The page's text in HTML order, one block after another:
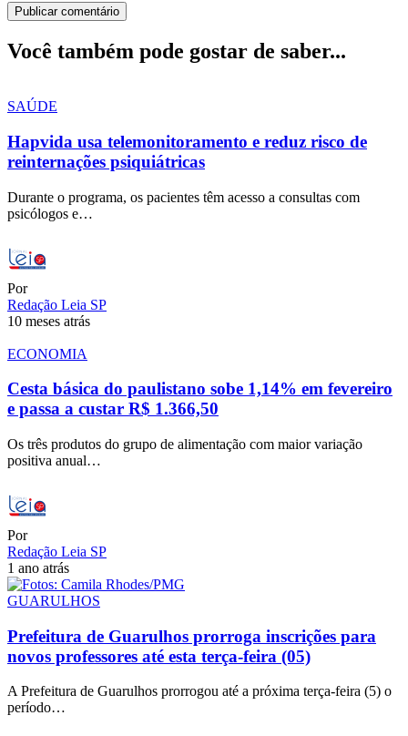
Você também pode gostar de saber...
SAÚDE
Hapvida usa telemonitoramento e reduz risco de
reinternações psiquiátricas
Durante o programa, os pacientes têm acesso a consultas com
psicólogos e…
Por
Redação Leia SP
10 meses atrás
ECONOMIA
Cesta básica do paulistano sobe 1,14% em fevereiro
e passa a custar R$ 1.366,50
Os três produtos do grupo de alimentação com maior variação
positiva anual…
Por
Redação Leia SP
1 ano atrás
GUARULHOS
Prefeitura de Guarulhos prorroga inscrições para
novos professores até esta terça-feira (05)
A Prefeitura de Guarulhos prorrogou até a próxima terça-feira (5) o
período…